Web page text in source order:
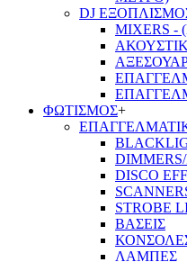
DJ
MIXERS -
ΦΩΤΙΣΜΟΣ+
DISCO
STROBE
ΒΑΣΕΙΣ
ΛΑΜΠΕΣ